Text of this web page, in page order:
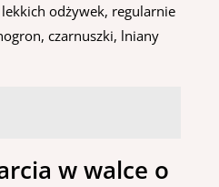
odżywek, regularnie
czarnuszki, lniany
w walce o